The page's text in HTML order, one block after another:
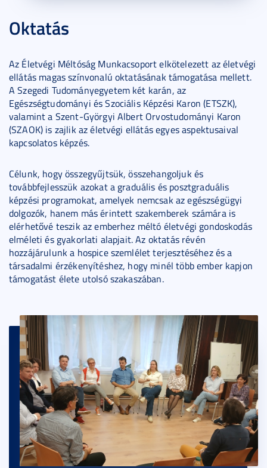
Oktatás
Az Életvégi Méltóság Munkacsoport elkötelezett az életvégi
ellátás magas színvonalú oktatásának támogatása mellett.
A Szegedi Tudományegyetem két karán, az
Egészségtudományi és Szociális Képzési Karon (ETSZK),
valamint a Szent-Györgyi Albert Orvostudományi Karon
(SZAOK) is zajlik az életvégi ellátás egyes aspektusaival
kapcsolatos képzés.
Célunk, hogy összegyűjtsük, összehangoljuk és
továbbfejlesszük azokat a graduális és posztgraduális
képzési programokat, amelyek nemcsak az egészségügyi
dolgozók, hanem más érintett szakemberek számára is
elérhetővé teszik az emberhez méltó életvégi gondoskodás
elméleti és gyakorlati alapjait. Az oktatás révén
hozzájárulunk a hospice szemlélet terjesztéséhez és a
társadalmi érzékenyítéshez, hogy minél több ember kapjon
támogatást élete utolsó szakaszában.